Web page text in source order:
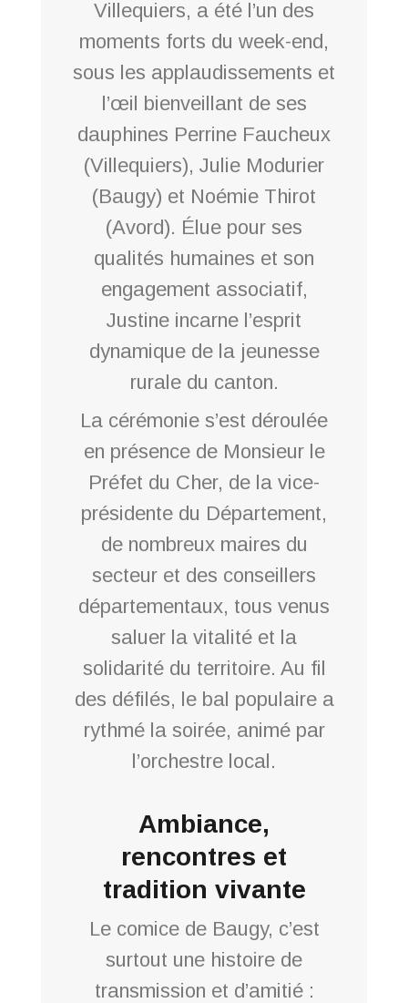
Villequiers, a été l’un des
moments forts du week-end,
sous les applaudissements et
l’œil bienveillant de ses
dauphines Perrine Faucheux
(Villequiers), Julie Modurier
(Baugy) et Noémie Thirot
(Avord). Élue pour ses
qualités humaines et son
engagement associatif,
Justine incarne l’esprit
dynamique de la jeunesse
rurale du canton.
La cérémonie s’est déroulée
en présence de Monsieur le
Préfet du Cher, de la vice-
présidente du Département,
de nombreux maires du
secteur et des conseillers
départementaux, tous venus
saluer la vitalité et la
solidarité du territoire. Au fil
des défilés, le bal populaire a
rythmé la soirée, animé par
l’orchestre local.
Ambiance,
rencontres et
tradition vivante
Le comice de Baugy, c’est
surtout une histoire de
transmission et d’amitié :